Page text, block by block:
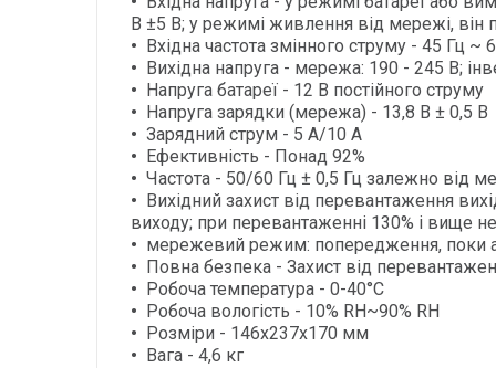
В ±5 В; у режимі живлення від мережі,
Вхідна частота змінного струму - 45 Гц ~
Вихідна напруга - мережа: 190 - 245 В;
Напруга батареї - 12 В постійного струму
Напруга зарядки (мережа) - 13,8 В ± 0,5 В
Зарядний струм - 5 А/10 А
Ефективність - Понад 92%
Частота - 50/60 Гц ± 0,5 Гц залежно від
Вихідний захист від перевантаження
виходу; при перевантаженні 130% і вище
мережевий режим: попередження, поки
Повна безпека - Захист від
Робоча температура - 0-40°C
Робоча вологість - 10% RH~90% RH
Розміри - 146х237х170 мм
Вага - 4,6 кг